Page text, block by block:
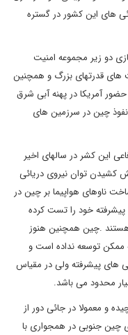
های این کشور در گستره
دو زیر مجموعه امنیت
های قدرتهای بزرگ و همچنین
آمریکا در پهنه آبی شرق
نفوذ چین در سرزمین های
این کشر در سالهای اخیر
کشیدن توان نیروی دریائی
ناوهای هواپیما بر چین در
خود را تست کرده
هستند .چین همچنین هنوز
توسعه نداده است و
های پیشرفته ولی در مقیاس
محدود می باشد.
و معمولا در جائی دور از
چین جنوبی در همجواری با